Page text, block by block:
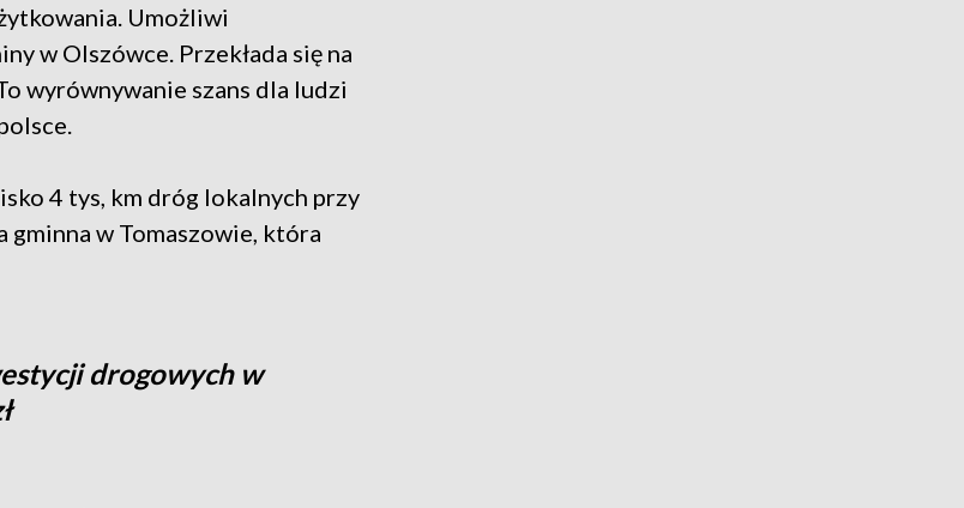
Umożliwi
w Olszówce. Przekłada się na
wyrównywanie szans dla ludzi
4 tys, km dróg lokalnych przy
gminna w Tomaszowie, która
drogowych w